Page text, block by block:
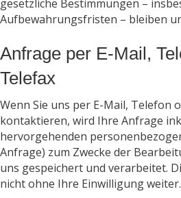
gesetzliche Bestimmungen –
Aufbewahrungsfristen – bleiben
Anfrage per E-Mail,
Telefax
Wenn Sie uns per E-Mail, Telefon
kontaktieren, wird Ihre Anfrage
hervorgehenden
Anfrage) zum Zwecke der
uns gespeichert und verarbeitet.
nicht ohne Ihre Einwilligung weiter.